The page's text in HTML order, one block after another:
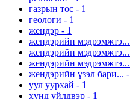
газрын тос - 1
геологи - 1
жендэр - 1
жендэрийн мэдрэмжтэ...
жендэрийн мэдрэмжтэ...
жендэрийн мэдрэмжтэ...
жендэрийн үзэл бари... -
уул уурхай - 1
хүнд үйлдвэр - 1